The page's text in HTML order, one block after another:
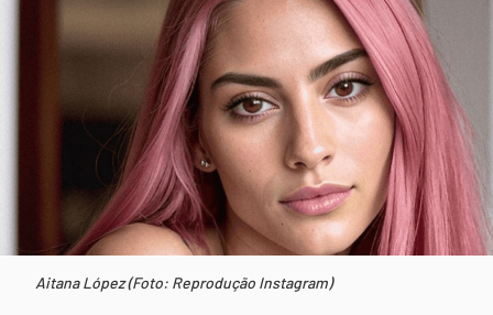
Aitana López (Foto: Reprodução Instagram)